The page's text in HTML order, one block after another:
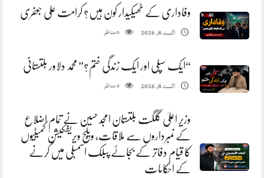
وفاداری کے ٹھیکیدار کون ہیں؟ کرامت علی جعفری
اگست 8, 2026 0مناظر
“ایک سپلی اور ایک زندگی ختم؟” محمد دلاور بلتستانی
اگست 8, 2026 0مناظر
وزیر اعلیٰ گلگت بلتستان امجد حسین نے تمام اضلاع
کے نمبرداروں سے ملاقات، ویلج ویریفکیشن کمیٹیوں
کا قیام دفاتر کے بجائے پبلک اسمبلی میں کرنے
کے احکامات